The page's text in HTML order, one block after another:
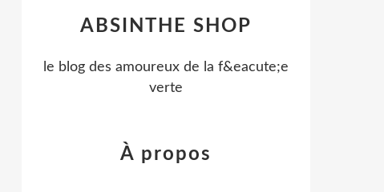
ABSINTHE SHOP
le blog des amoureux de la f&eacute;e
verte
À propos